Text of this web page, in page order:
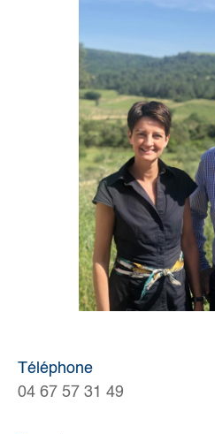
Téléphone
04 67 57 31 49